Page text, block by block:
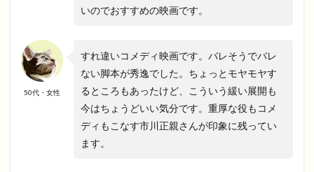
いのでおすすめの映画です。
50代・女性
すれ違いコメディ映画です。バレそうでバレ
ない脚本が秀逸でした。ちょっとモヤモヤす
るところもあったけど、こういう緩い展開も
今はちょうどいい気分です。重厚な役もコメ
ディもこなす市川正親さんが印象に残ってい
ます。